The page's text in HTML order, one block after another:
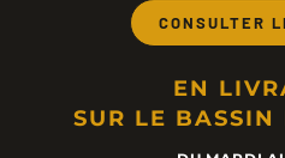
CONSULTER
EN
SUR LE BASSIN